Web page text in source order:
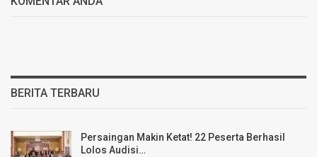
BERITA TERBARU
Persaingan Makin Ketat! 22 Peserta Berhasil
Lolos Audisi…